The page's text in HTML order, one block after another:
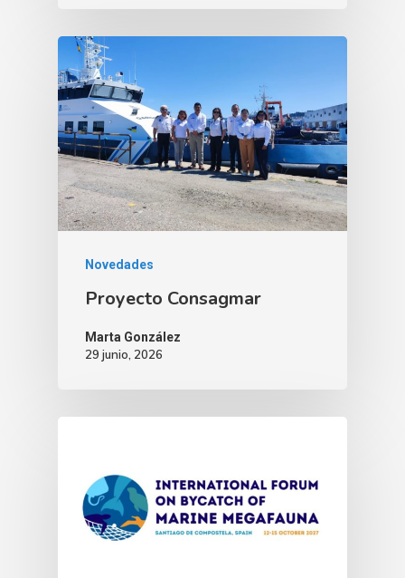
Novedades
Proyecto Consagmar
Marta González
29 junio, 2026